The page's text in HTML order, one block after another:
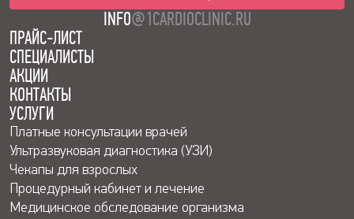
INFO@1CARDIOCLINIC.RU
ПРАЙС-ЛИСТ
СПЕЦИАЛИСТЫ
АКЦИИ
КОНТАКТЫ
УСЛУГИ
Платные консультации врачей
Ультразвуковая диагностика (УЗИ)
Чекапы для взрослых
Процедурный кабинет и лечение
Медицинское обследование организма